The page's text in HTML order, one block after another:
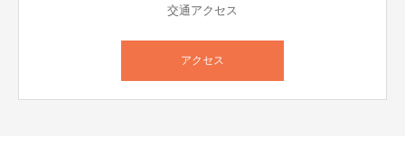
交通アクセス
アクセス